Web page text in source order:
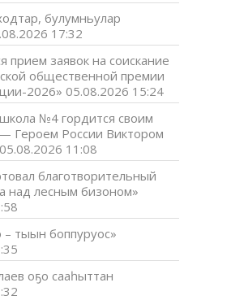
булумньулар
17:32
прием заявок на соискание
общественной премии
2026» 05.08.2026 15:24
№4 гордится своим
Героем России Виктором
05.08.2026 11:08
благотворительный
над лесным бизоном»
тыын боппуруос»
оҕо сааһыттан